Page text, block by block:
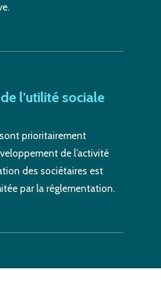
de l’utilité sociale
prioritairement
de l’activité
des sociétaires est
par la réglementation.